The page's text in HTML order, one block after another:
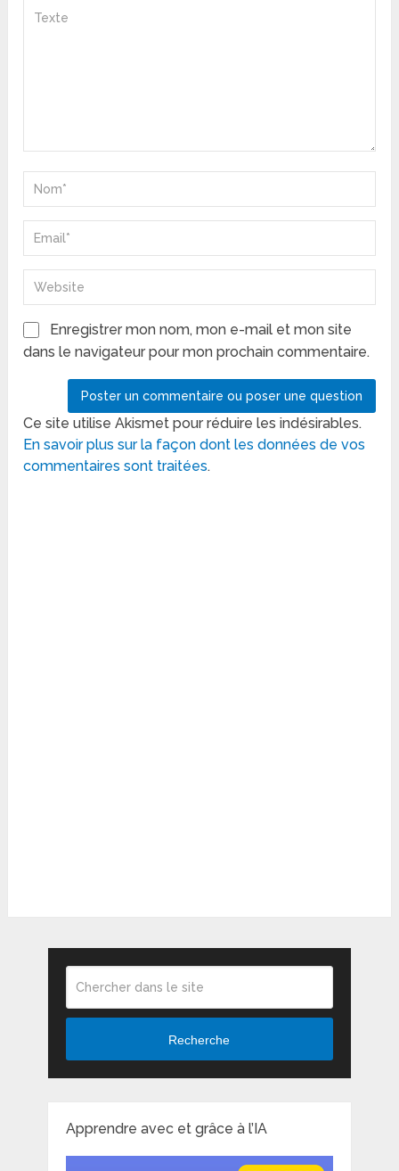
Enregistrer mon nom, mon e-mail et mon site
dans le navigateur pour mon prochain commentaire.
Ce site utilise Akismet pour réduire les indésirables.
En savoir plus sur la façon dont les données de vos
commentaires sont traitées.
Recherche
Apprendre avec et grâce à l’IA